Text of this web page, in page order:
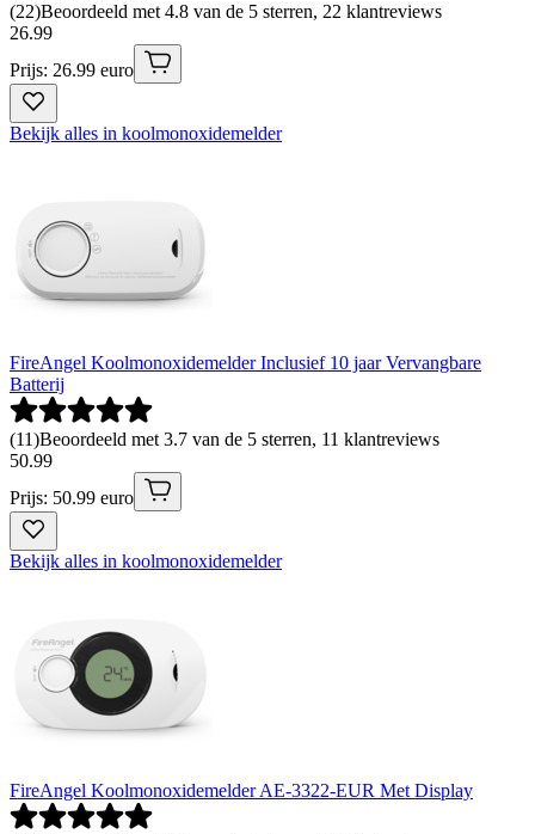
(22)Beoordeeld met 4.8 van de 5 sterren, 22 klantreviews
26.99
Prijs: 26.99 euro
Bekijk alles in koolmonoxidemelder
FireAngel Koolmonoxidemelder Inclusief 10 jaar Vervangbare
Batterij
(11)Beoordeeld met 3.7 van de 5 sterren, 11 klantreviews
50.99
Prijs: 50.99 euro
Bekijk alles in koolmonoxidemelder
FireAngel Koolmonoxidemelder AE-3322-EUR Met Display